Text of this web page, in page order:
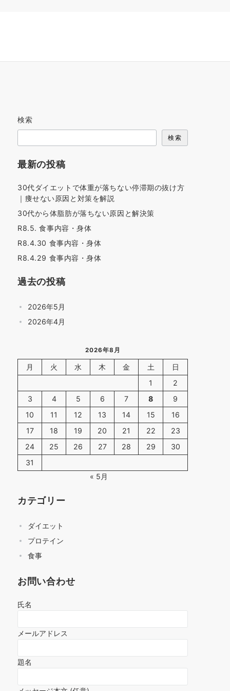
検索
検索
最新の投稿
30代ダイエットで体重が落ちない停滞期の抜け方
｜痩せない原因と対策を解説
30代から体脂肪が落ちない原因と解決策
R8.5. 食事内容・身体
R8.4.30 食事内容・身体
R8.4.29 食事内容・身体
過去の投稿
2026年5月
2026年4月
2026年8月
月 火 水 木 金 土
日
1
2
3
4 5 6 7 8
9
10
11 12 13 14 15
16
17
18 19 20 21 22
23
24
25 26 27 28 29
30
31
« 5月
カテゴリー
ダイエット
プロテイン
食事
お問い合わせ
氏名
メールアドレス
題名